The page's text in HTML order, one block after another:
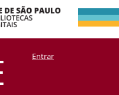
CoriscoEntrar